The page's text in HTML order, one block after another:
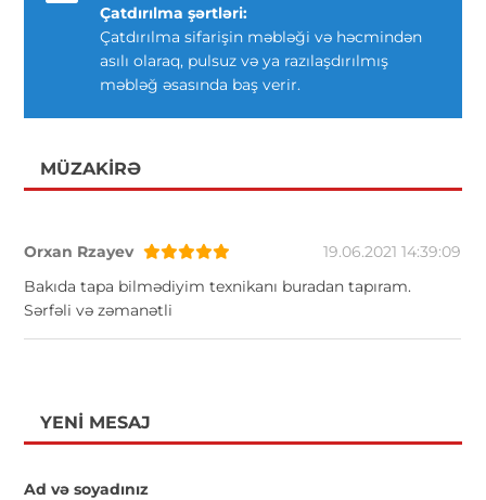
Çatdırılma şərtləri:
Çatdırılma sifarişin məbləği və həcmindən
asılı olaraq, pulsuz və ya razılaşdırılmış
məbləğ əsasında baş verir.
MÜZAKIRƏ
Orxan Rzayev
19.06.2021 14:39:09
Bakıda tapa bilmədiyim texnikanı buradan tapıram.
Sərfəli və zəmanətli
YENI MESAJ
Ad və soyadınız